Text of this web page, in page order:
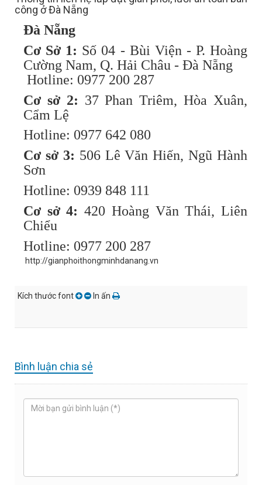
công ở Đà Nẵng
Đà Nẵng
Cơ Sở 1: Số 04 - Bùi Viện - P. Hoàng
Cường Nam, Q. Hải Châu - Đà Nẵng
Hotline: 0977 200 287
Cơ sở 2: 37 Phan Triêm, Hòa Xuân,
Cẩm Lệ
Hotline: 0977 642 080
Cơ sở 3: 506 Lê Văn Hiến, Ngũ Hành
Sơn
Hotline: 0939 848 111
Cơ sở 4: 420 Hoàng Văn Thái, Liên
Chiểu
Hotline: 0977 200 287
http://gianphoithongminhdanang.vn
Kích thước font In ấn
Bình luận chia sẻ